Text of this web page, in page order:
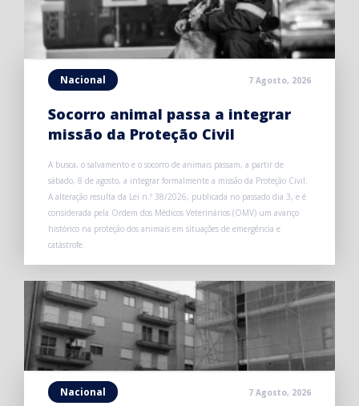
Nacional 7 Agosto, 2026
Socorro animal passa a integrar
missão da Proteção Civil
A busca, o salvamento e o socorro de animais passam, a partir de
sábado, 8 de agosto, a integrar formalmente a missão da Proteção Civil.
A alteração resulta da Lei n.º 38/2026, publicada no passado dia 3, e é
considerada pela Ordem dos Médicos Veterinários (OMV) um avanço
histórico na proteção dos animais em situações de emergência e
catástrofe.
Nacional 7 Agosto, 2026